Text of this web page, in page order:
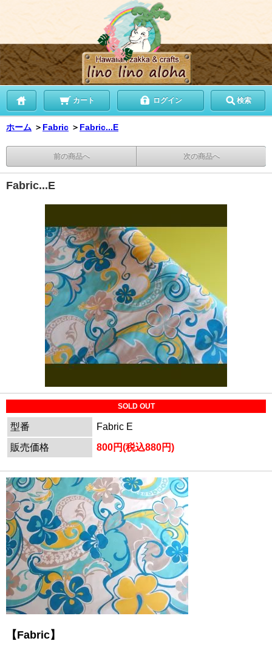
カート ログイン 検索
ホーム ＞ Fabric ＞ Fabric...E
前の商品へ 次の商品へ
Fabric...E
SOLD OUT
型番
Fabric E
販売価格
800円(税込880円)
【Fabric】